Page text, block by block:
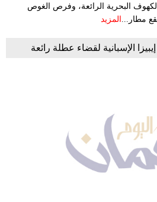
البحرية الرائعة، وفرص الغوص
مطار... المزيد
الإسبانية لقضاء عطلة رائعة